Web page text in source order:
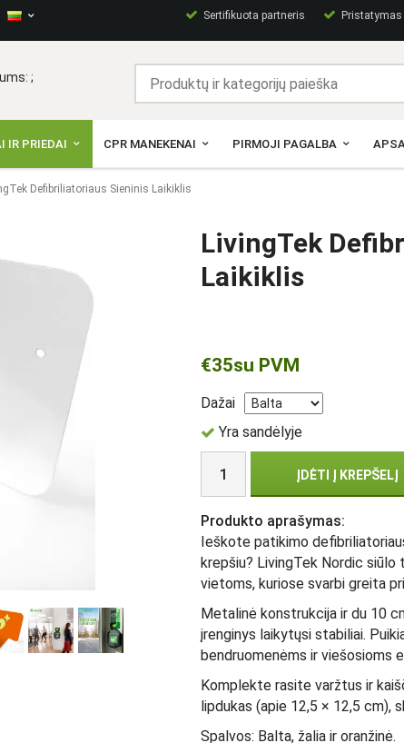
Sertifikuota partneris Pristatymas
;
IR PRIEDAI CPR MANEKENAI PIRMOJI PAGALBA
Defibriliatoriaus Sieninis Laikiklis
LivingTek
Laikiklis
€35su PVM
Dažai
Yra sandėlyje
ĮDĖTI Į KREPŠELĮ
Produkto aprašymas:
Ieškote patikimo
krepšiu? LivingTek Nordic
vietoms, kuriose svarbi greita
Metalinė konstrukcija ir du 10
įrenginys laikytųsi stabiliai.
bendruomenėms ir viešosioms
Komplekte rasite varžtus ir
lipdukas (apie 12,5 × 12,5 cm),
Spalvos: Balta, žalia ir oranžinė.